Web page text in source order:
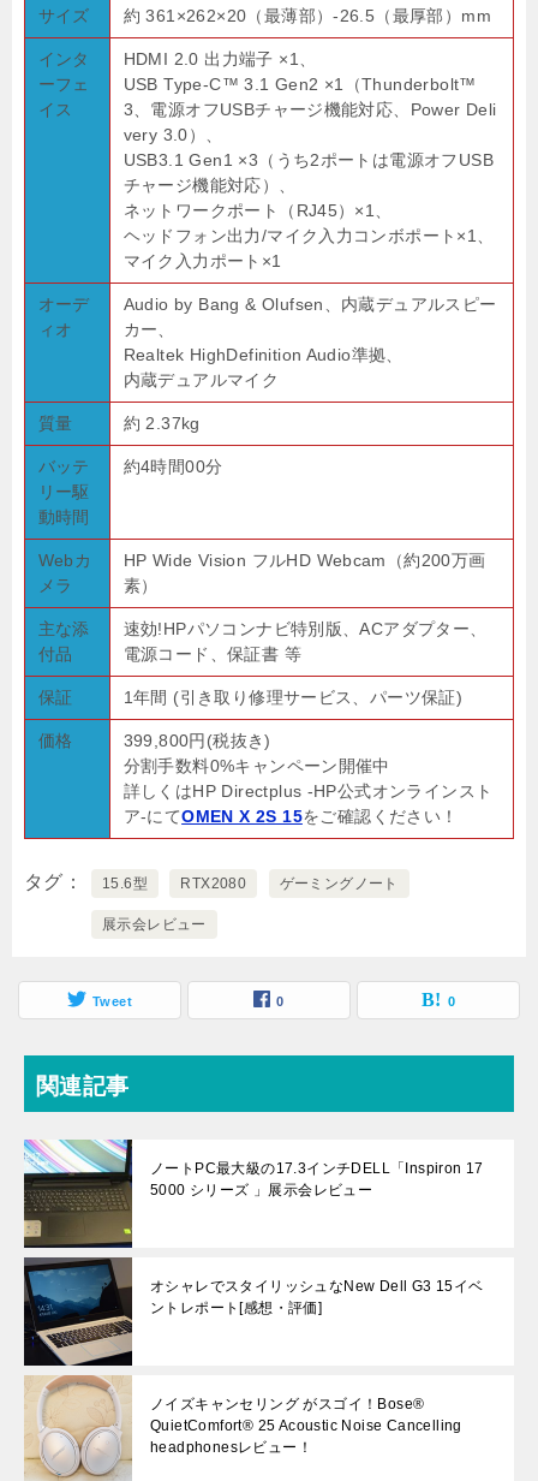
サイズ 約 361×262×20（最薄部）-26.5（最厚部）mm
インタ
ーフェ
イス
HDMI 2.0 出力端子 ×1、
USB Type-C™ 3.1 Gen2 ×1（Thunderbolt™
3、電源オフUSBチャージ機能対応、Power Deli
very 3.0）、
USB3.1 Gen1 ×3（うち2ポートは電源オフUSB
チャージ機能対応）、
ネットワークポート（RJ45）×1、
ヘッドフォン出力/マイク入力コンボポート×1、
マイク入力ポート×1
オーデ
ィオ
Audio by Bang & Olufsen、内蔵デュアルスピー
カー、
Realtek HighDefinition Audio準拠、
内蔵デュアルマイク
質量 約 2.37kg
バッテ
リー駆
動時間
約4時間00分
Webカ
メラ
HP Wide Vision フルHD Webcam（約200万画
素）
主な添
付品
速効!HPパソコンナビ特別版、ACアダプター、
電源コード、保証書 等
保証 1年間 (引き取り修理サービス、パーツ保証)
価格
399,800円(税抜き)
分割手数料0%キャンペーン開催中
詳しくはHP Directplus -HP公式オンラインスト
ア-にてOMEN X 2S 15をご確認ください！
タグ 15.6型 RTX2080 ゲーミングノート
展示会レビュー
Tweet 0 0
関連記事
ノートPC最大級の17.3インチDELL「Inspiron 17
5000 シリーズ 」展示会レビュー
オシャレでスタイリッシュなNew Dell G3 15イベ
ントレポート[感想・評価]
ノイズキャンセリング がスゴイ！Bose®
QuietComfort® 25 Acoustic Noise Cancelling
headphonesレビュー！